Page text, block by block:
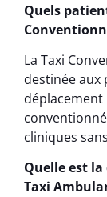
Quels
La Taxi
destinée aux
déplacement
cliniques
Quelle est
Taxi